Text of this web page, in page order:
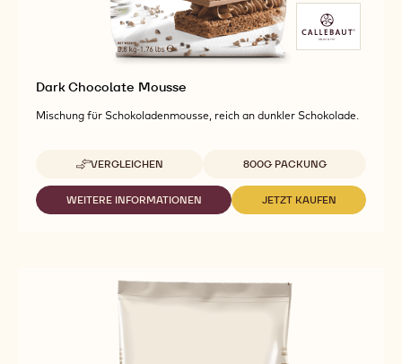
Dark Chocolate Mousse
Mischung für Schokoladenmousse, reich an dunkler Schokolade.
VERGLEICHEN
-
DARK
CHOCOLATE
MOUSSE
Verfügbare Verpackungsgrößen
800G PACKUNG
WEITERE INFORMATIONEN
-
JETZT KAUFEN
-